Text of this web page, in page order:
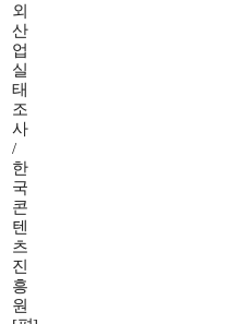
외
산
업
실
태
조
사
/
한
국
콘
텐
츠
진
흥
원